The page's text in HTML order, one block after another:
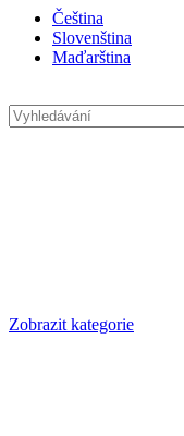
Čeština
Slovenština
Maďarština
Zobrazit kategorie